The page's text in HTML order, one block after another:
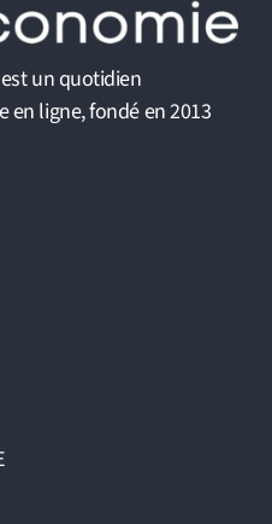
un quotidien
ligne, fondé en 2013